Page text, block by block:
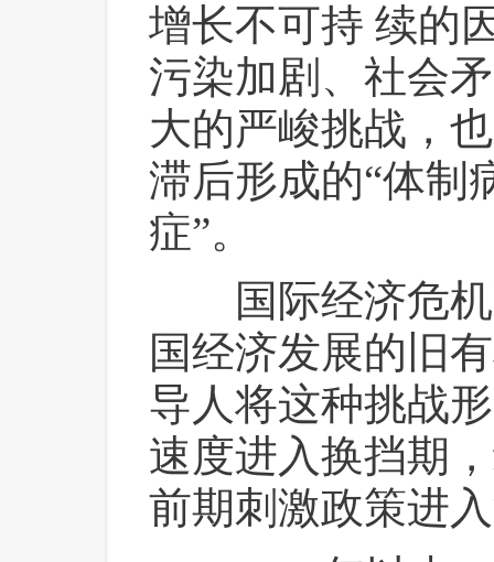
增长不可持 续的
污染加剧、社会
大的严峻挑战，
滞后形成的“体制
症”。
国际经济危机
国经济发展的旧
导人将这种挑战
速度进入换挡期
前期刺激政策进